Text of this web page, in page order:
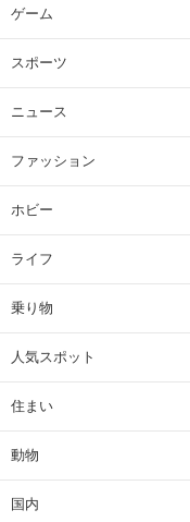
ゲーム
スポーツ
ニュース
ファッション
ホビー
ライフ
乗り物
人気スポット
住まい
動物
国内